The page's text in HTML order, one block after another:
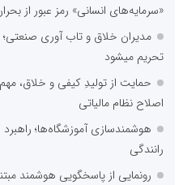
«سرمایه‌های انسانی» رمز عبور از
مدیران خلاق و تاب آوری
تحریم میشود
حمایت از تولیدِ کیفی و خلاق،
اصلاح نظام مالیاتی
هوشمندسازی آموزشگاه‌ها؛
رانندگی